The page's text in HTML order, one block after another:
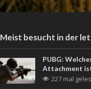
Meist besucht in der
PUBG:
Attachment
227 mal